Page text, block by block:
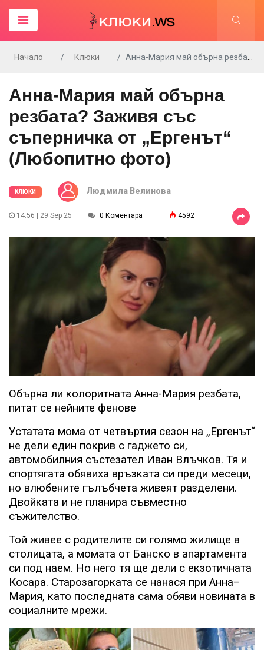
Начало Клюки Анна-Мария май обърна резбата? Заживя със съперничка от „Ергенът“ (Любопитно фото)
Анна-Мария май обърна
резбата? Заживя със
съперничка от „Ергенът“
(Любопитно фото)
КЛЮКИ Людмила Велинова
14:56 | 29 Sep 25 0 Коментара 4592
Обърна ли колоритната Анна-Мария резбата,
питат се нейните фенове
Устатата мома от четвъртия сезон на „Ергенът“
не дели един покрив с гаджето си,
автомобилния състезател Иван Влъчков. Тя и
спортягата обявиха връзката си преди месеци,
но влюбените гълъбчета живеят разделени.
Двойката и не планира съвместно
съжителство.
Той живее с родителите си голямо жилище в
столицата, а момата от Банско в апартамента
си под наем. Но него тя ще дели с екзотичната
Косара. Старозагорката се нанася при Анна–
Мария, като последната сама обяви новината в
социалните мрежи.